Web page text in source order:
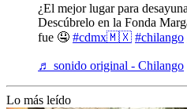
¿El mejor lugar para
Descúbrelo en la Fonda
fue 🤤 #cdmx🇲🇽 #chilango
♬ sonido original - Chilango
Lo más leído